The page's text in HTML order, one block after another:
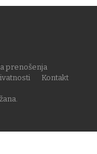
prenošenja
Kontakt